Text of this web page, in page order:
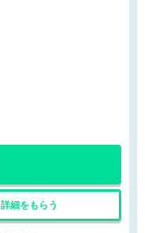
詳細をもらう